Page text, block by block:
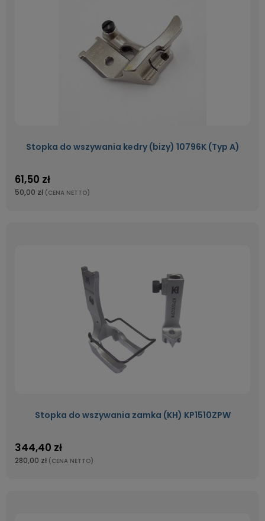
Stopka do wszywania kedry (bizy) 10796K (Typ A)
61,50 zł
50,00 zł (CENA NETTO)
Stopka do wszywania zamka (KH) KP1510ZPW
344,40 zł
280,00 zł (CENA NETTO)